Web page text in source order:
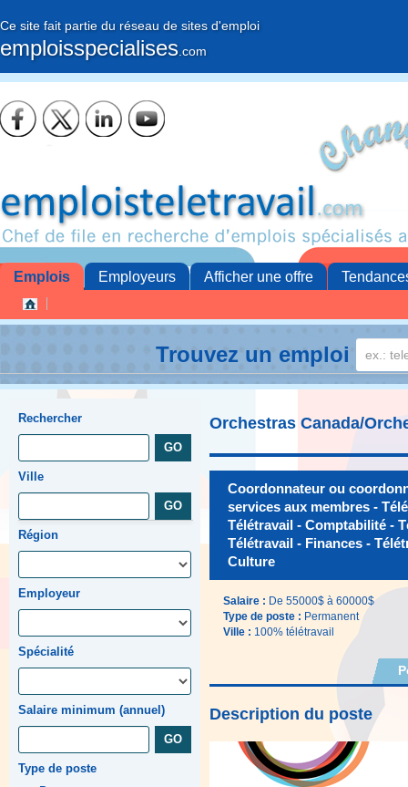
Ce site fait partie du réseau de sites d'emploi
emploisspecialises .com
Emplois Employeurs Afficher une offre
Trouvez un emploi
Rechercher
Ville
Région
Employeur
Spécialité
Salaire minimum (annuel)
Type de poste
Orchestras Canada/
Coordonnateur ou
services aux membres -
Télétravail - Comptabilité -
Télétravail - Finances -
Culture
Salaire : De 55000$ à 60000$
Type de poste : Permanent
Ville : 100% télétravail
Description du poste